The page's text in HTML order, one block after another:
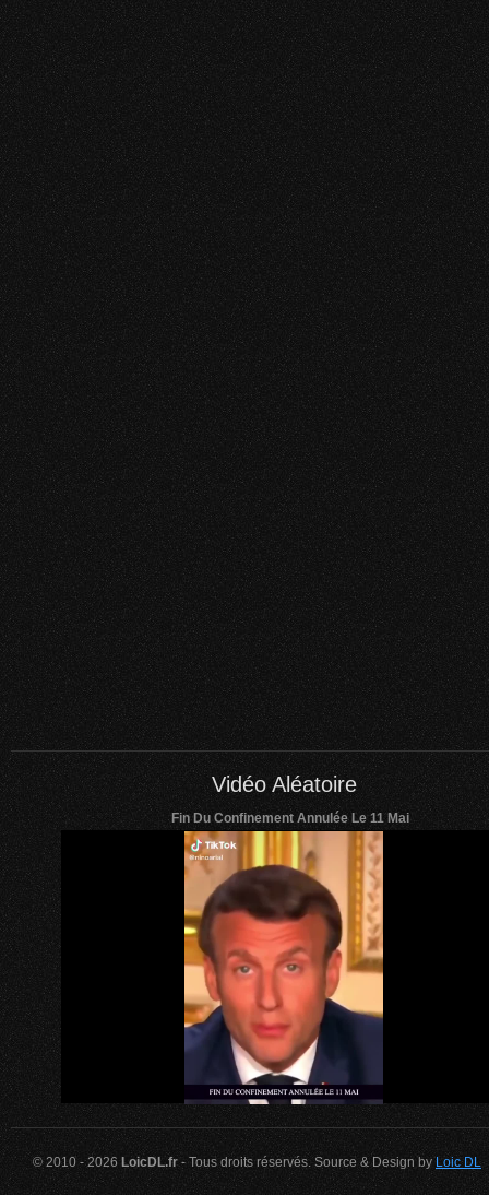
Vidéo Aléatoire
Fin Du Confinement Annulée Le 11 Mai
© 2010 - 2026 LoicDL.fr- Tous droits réservés. Source & Design byLoic DL